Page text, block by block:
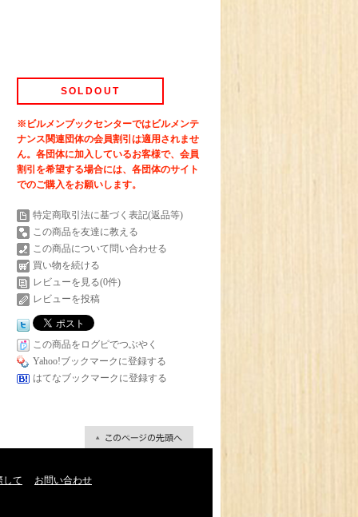
SOLDOUT
※ビルメンブックセンターではビルメンテ
ナンス関連団体の会員割引は適用されませ
ん。各団体に加入しているお客様で、会員
割引を希望する場合には、各団体のサイト
でのご購入をお願いします。
特定商取引法に基づく表記(返品等)
この商品を友達に教える
この商品について問い合わせる
買い物を続ける
レビューを見る(0件)
レビューを投稿
この商品をログピでつぶやく
Yahoo!ブックマークに登録する
はてなブックマークに登録する
して お問い合わせ